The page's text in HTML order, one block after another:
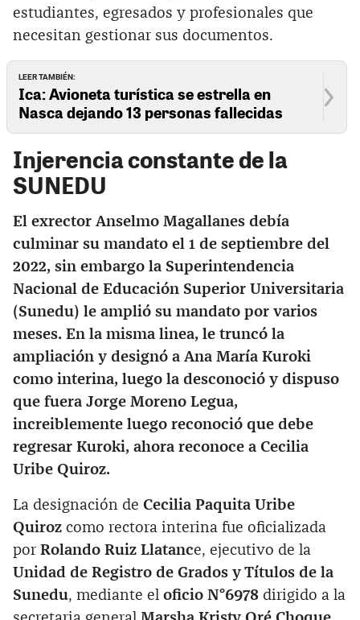
estudiantes, egresados y profesionales que
necesitan gestionar sus documentos.
LEER TAMBIÉN:
Ica: Avioneta turística se estrella en
Nasca dejando 13 personas fallecidas
Injerencia constante de la
SUNEDU
El exrector Anselmo Magallanes debía
culminar su mandato el 1 de septiembre del
2022, sin embargo la Superintendencia
Nacional de Educación Superior Universitaria
(Sunedu) le amplió su mandato por varios
meses. En la misma linea, le truncó la
ampliación y designó a Ana María Kuroki
como interina, luego la desconoció y dispuso
que fuera Jorge Moreno Legua,
increiblemente luego reconoció que debe
regresar Kuroki, ahora reconoce a Cecilia
Uribe Quiroz.
La designación de Cecilia Paquita Uribe
Quiroz como rectora interina fue oficializada
por Rolando Ruiz Llatance, ejecutivo de la
Unidad de Registro de Grados y Títulos de la
Sunedu, mediante el oficio N°6978 dirigido a la